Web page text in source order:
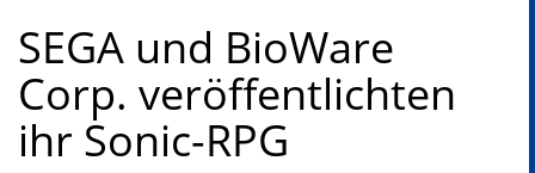
SEGA und BioWare
Corp. veröffentlichten
ihr Sonic-RPG